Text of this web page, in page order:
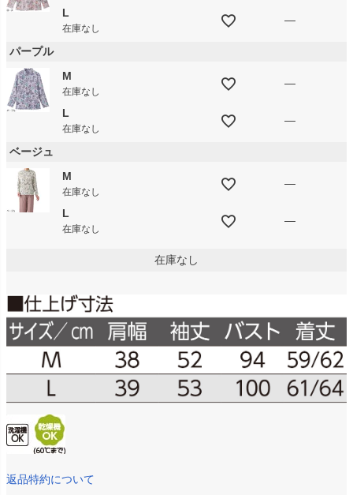
L
在庫なし
—
パープル
M
在庫なし
—
L
在庫なし
—
ベージュ
M
在庫なし
—
L
在庫なし
—
在庫なし
返品特約について